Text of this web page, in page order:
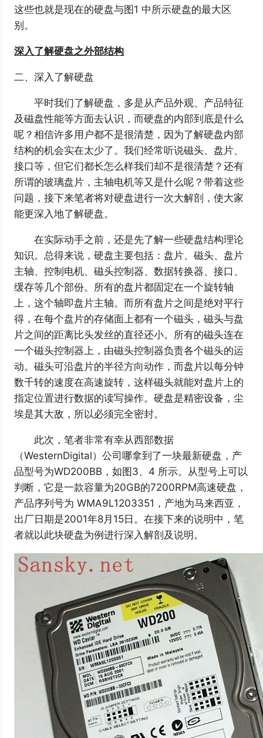
这些也就是现在的硬盘与图1 中所示硬盘的最大区
别。
深入了解硬盘之外部结构
二、深入了解硬盘
平时我们了解硬盘，多是从产品外观、产品特征
及磁盘性能等方面去认识，而硬盘的内部到底是什么
呢？相信许多用户都不是很清楚，因为了解硬盘内部
结构的机会实在太少了。我们经常听说磁头、盘片、
接口等，但它们都长怎么样我们却不是很清楚？还有
所谓的玻璃盘片，主轴电机等又是什么呢？带着这些
问题，接下来笔者将对硬盘进行一次大解剖，使大家
能更深入地了解硬盘。
在实际动手之前，还是先了解一些硬盘结构理论
知识。总得来说，硬盘主要包括：盘片、磁头、盘片
主轴、控制电机、磁头控制器、数据转换器、接口、
缓存等几个部份。所有的盘片都固定在一个旋转轴
上，这个轴即盘片主轴。而所有盘片之间是绝对平行
得，在每个盘片的存储面上都有一个磁头，磁头与盘
片之间的距离比头发丝的直径还小。所有的磁头连在
一个磁头控制器上，由磁头控制器负责各个磁头的运
动。磁头可沿盘片的半径方向动作，而盘片以每分钟
数千转的速度在高速旋转，这样磁头就能对盘片上的
指定位置进行数据的读写操作。硬盘是精密设备，尘
埃是其大敌，所以必须完全密封。
此次，笔者非常有幸从西部数据
（WesternDigital）公司哪拿到了一块最新硬盘，产
品型号为WD200BB，如图3、4 所示。从型号上可以
判断，它是一款容量为20GB的7200RPM高速硬盘，
产品序列号为 WMA9L1203351，产地为马来西亚，
出厂日期是2001年8月15日。在接下来的说明中，笔
者就以此块硬盘为例进行深入解剖及说明。